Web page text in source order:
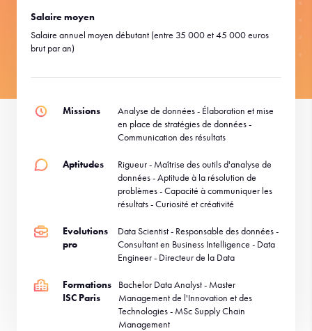
Salaire moyen
Salaire annuel moyen débutant (entre 35 000 et 45 000 euros
brut par an)
Missions
Analyse de données - Élaboration et mise
en place de stratégies de données -
Communication des résultats
Aptitudes
Rigueur - Maîtrise des outils d'analyse de
données - Aptitude à la résolution de
problèmes - Capacité à communiquer les
résultats - Curiosité et créativité
Evolutions
pro
Data Scientist - Responsable des données -
Consultant en Business Intelligence - Data
Engineer - Directeur de la Data
Formations
ISC Paris
Bachelor Data Analyst - Master
Management de l'Innovation et des
Technologies - MSc Supply Chain
Management